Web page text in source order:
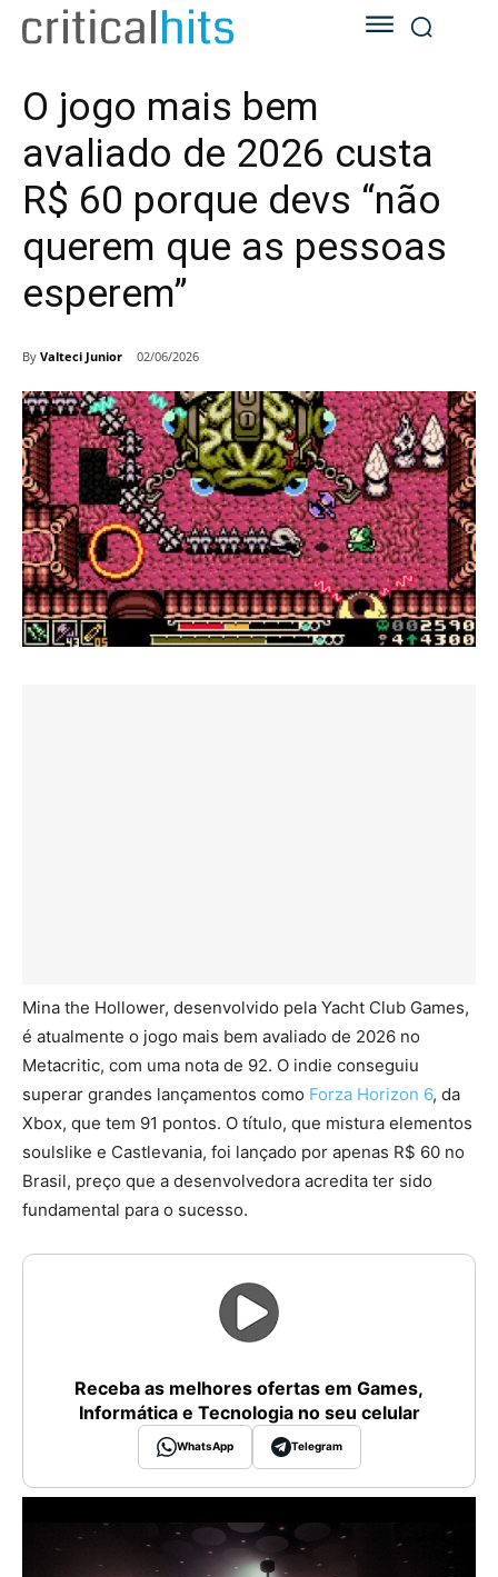
O jogo mais bem
avaliado de 2026 custa
R$ 60 porque devs “não
querem que as pessoas
esperem”
By Valteci Junior 02/06/2026
Mina the Hollower, desenvolvido pela Yacht Club Games,
é atualmente o jogo mais bem avaliado de 2026 no
Metacritic, com uma nota de 92. O indie conseguiu
superar grandes lançamentos como Forza Horizon 6, da
Xbox, que tem 91 pontos. O título, que mistura elementos
soulslike e Castlevania, foi lançado por apenas R$ 60 no
Brasil, preço que a desenvolvedora acredita ter sido
fundamental para o sucesso.
Receba as melhores ofertas em Games,
Informática e Tecnologia no seu celular
WhatsApp Telegram